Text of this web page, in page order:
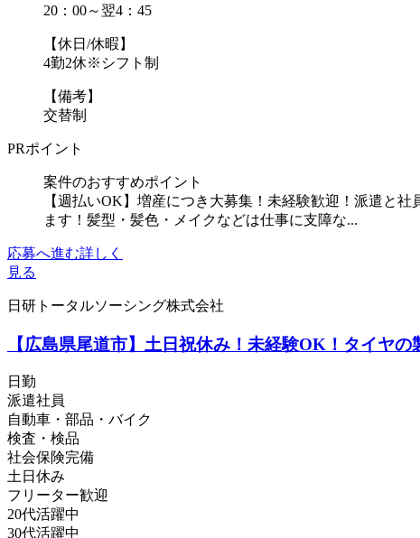
20：00～翌4：45
【休日/休暇】
4勤2休※シフト制
【備考】
交替制
PRポイント
案件のおすすめポイント
【週払いOK】増産につき大募集！未経験歓迎！派遣と
ます！髪型・髪色・メイクなどは仕事に支障な...
応募へ進む詳しく
見る
日研トータルソーシング株式会社
【広島県尾道市】土日祝休み！未経験OK！タイヤの
日勤
派遣社員
自動車・部品・バイク
検査・検品
社会保険完備
土日休み
フリーター歓迎
20代活躍中
30代活躍中